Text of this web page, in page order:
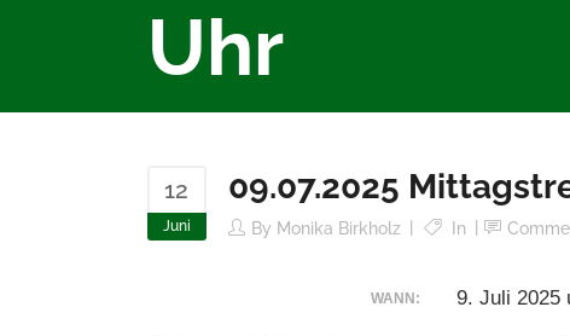
Uhr
12
Juni
09.07.2025
By Monika Birkholz In
WANN: 9. Juli 2025